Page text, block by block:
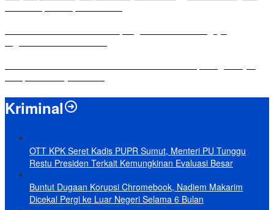
Kriminal
OTT KPK Seret Kadis PUPR Sumut, Menteri PU Tunggu
Restu Presiden Terkait Kemungkinan Evaluasi Besar
Buntut Dugaan Korupsi Chromebook, Nadiem Makarim
Dicekal Pergi ke Luar Negeri Selama 6 Bulan